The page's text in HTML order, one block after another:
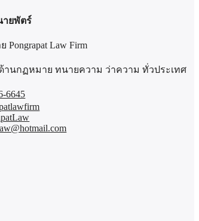
ายพัตร์
Law Firm
านกฏหมาย ทนายความ ว่าความ ทั่วประเทศ
6645